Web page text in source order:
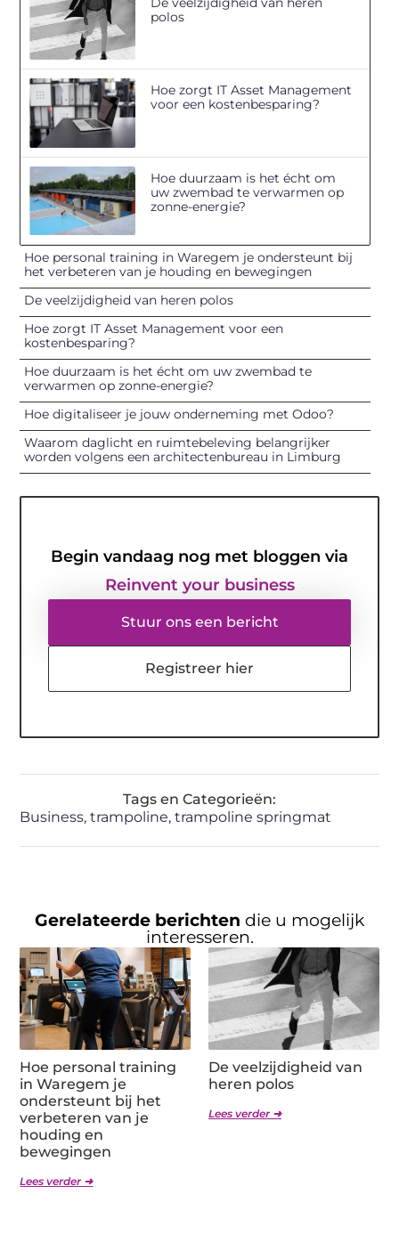
polos
Hoe zorgt IT Asset Management
voor een kostenbesparing?
Hoe duurzaam is het écht om
uw zwembad te verwarmen op
zonne-energie?
Hoe personal training in Waregem je ondersteunt bij
het verbeteren van je houding en bewegingen
De veelzijdigheid van heren polos
Hoe zorgt IT Asset Management voor een
kostenbesparing?
Hoe duurzaam is het écht om uw zwembad te
verwarmen op zonne-energie?
Hoe digitaliseer je jouw onderneming met Odoo?
Waarom daglicht en ruimtebeleving belangrijker
worden volgens een architectenbureau in Limburg
Begin vandaag nog met bloggen via
Reinvent your business
Stuur ons een bericht
Registreer hier
Tags en Categorieën:
Business,trampoline,trampoline springmat
Gerelateerde berichten die u mogelijk
interesseren.
Hoe personal training
in Waregem je
ondersteunt bij het
verbeteren van je
houding en
bewegingen
Lees verder ➜
De veelzijdigheid van
heren polos
Lees verder ➜